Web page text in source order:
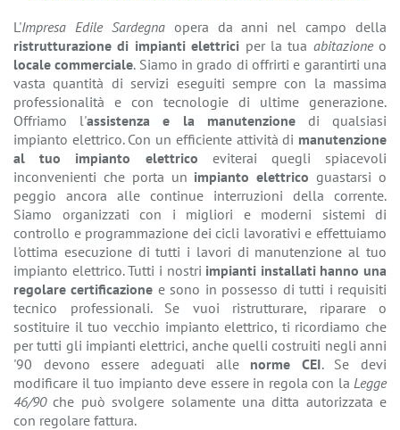
L'Impresa Edile Sardegnaopera da anni nel campo della
ristrutturazione di impianti elettrici per la tua abitazioneo
locale commerciale. Siamo in grado di offrirti e garantirti una
vasta quantità di servizi eseguiti sempre con la massima
professionalità e con tecnologie di ultime generazione.
Offriamo l'assistenza e la manutenzionedi qualsiasi
impianto elettrico. Con un efficiente attività di manutenzione
al tuo impianto elettrico eviterai quegli spiacevoli
inconvenienti che porta un impianto elettrico guastarsi o
peggio ancora alle continue interruzioni della corrente.
Siamo organizzati con i migliori e moderni sistemi di
controllo e programmazione dei cicli lavorativi e effettuiamo
l'ottima esecuzione di tutti i lavori di manutenzione al tuo
impianto elettrico. Tutti i nostri impianti installati hanno una
regolare certificazione e sono in possesso di tutti i requisiti
tecnico professionali. Se vuoi ristrutturare, riparare o
sostituire il tuo vecchio impianto elettrico, ti ricordiamo che
per tutti gli impianti elettrici, anche quelli costruiti negli anni
'90 devono essere adeguati alle norme CEI. Se devi
modificare il tuo impianto deve essere in regola con la Legge
46/90che può svolgere solamente una ditta autorizzata e
con regolare fattura.